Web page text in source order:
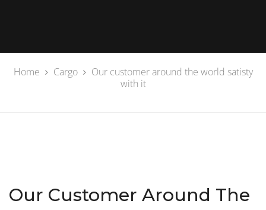
Home Cargo
Our customer around the world satisty
with it
Our Customer Around The